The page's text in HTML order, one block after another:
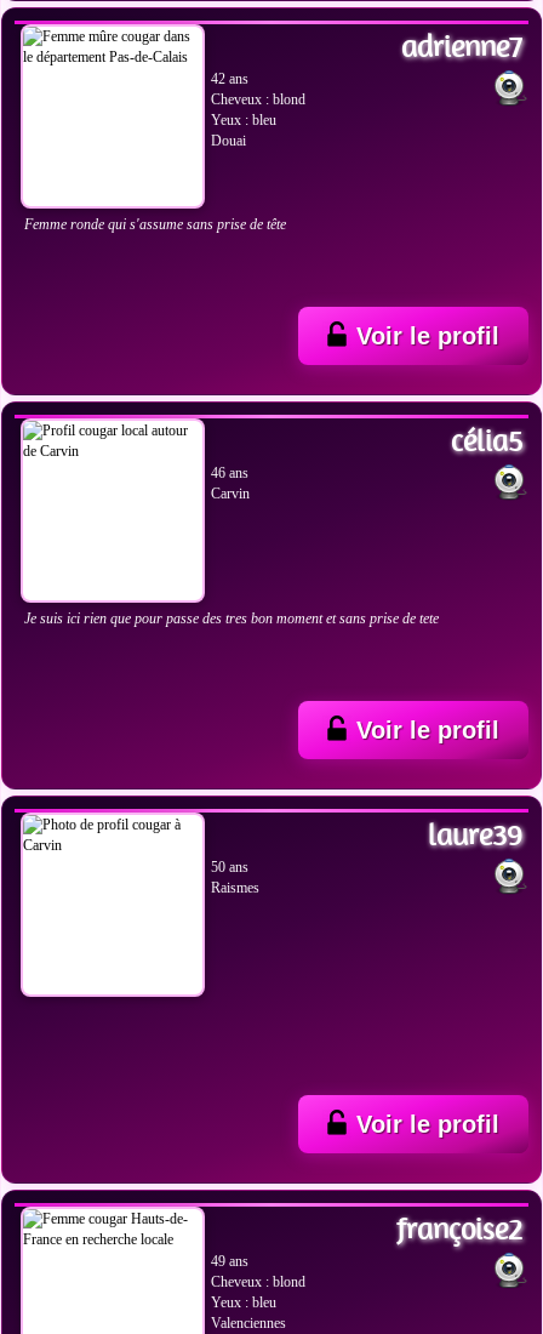
adrienne7
42 ans
Cheveux : blond
Yeux : bleu
Douai
Femme ronde qui s'assume sans prise de tête
Voir le profil
célia5
46 ans
Carvin
Je suis ici rien que pour passe des tres bon moment et sans prise de tete
Voir le profil
laure39
50 ans
Raismes
Voir le profil
françoise2
49 ans
Cheveux : blond
Yeux : bleu
Valenciennes